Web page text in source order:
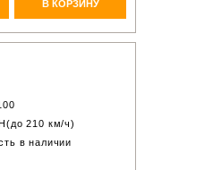
В КОРЗИНУ
210 км/ч)
в наличии